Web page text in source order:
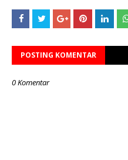
POSTING KOMENTAR
0 Komentar